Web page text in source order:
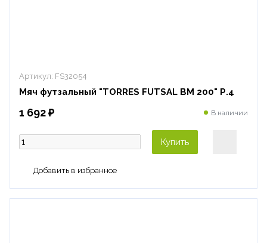
Артикул: FS32054
Мяч футзальный "TORRES FUTSAL BM 200" Р.4
1 692 ₽ В наличии
Купить